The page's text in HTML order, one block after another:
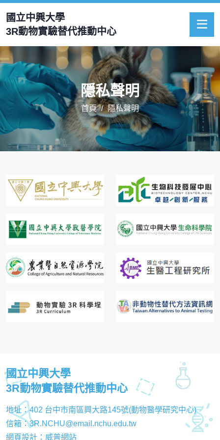
國立中興大學
3R動物實驗替代推動中心
隱私聲明
首頁 隱私聲明
國立中興大學
3R動物實驗替代推動中心
地址：402 台中市南區興大路145號(動物醫學研究中心)
信箱：3R.NCHU@email.nchu.edu.tw
網頁設計： 威普網站